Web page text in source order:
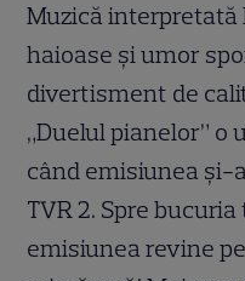
Muzică interpretată
haioase şi umor
divertisment de
„Duelul pianelor” o
când emisiunea şi-
TVR 2. Spre
emisiunea revine